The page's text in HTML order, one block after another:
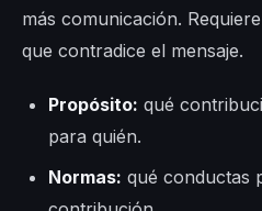
más comunicación.
que contradice el mensaje.
Propósito: qué
para quién.
Normas: qué conductas